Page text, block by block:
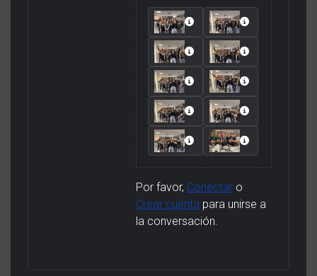
Por favor, Conectar o
Crear cuenta para unirse a
la conversación.